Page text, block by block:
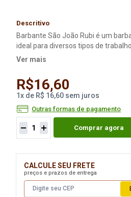
Descritivo
Barbante São João Rubi é um
ideal para diversos tipos de trabalhos
Tapetes, caminhos de mesa,
Ver mais
R$16,60
1x de R$ 16,60 sem juros
Outras formas de pagamento
Comprar agora
CALCULE SEU FRETE
preços e prazos de entrega